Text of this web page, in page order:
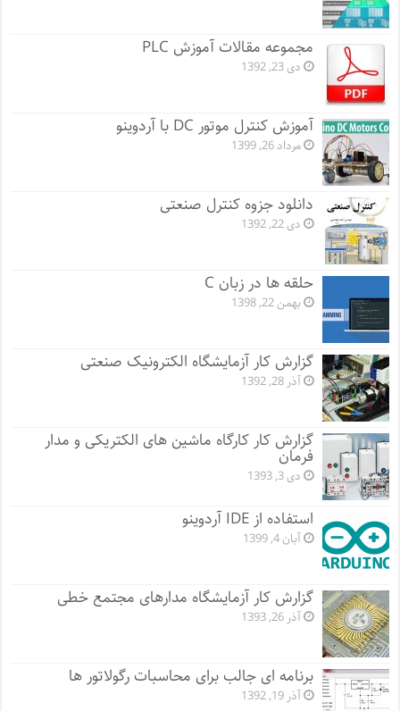
مجموعه مقالات آموزش PLC
دی 23, 1392
آموزش کنترل موتور DC با آردوینو
مرداد 26, 1399
دانلود جزوه کنترل صنعتی
دی 22, 1392
حلقه ها در زبان C
بهمن 22, 1398
گزارش کار آزمایشگاه الکترونیک صنعتی
آذر 28, 1392
گزارش کار کارگاه ماشین های الکتریکی و مدار
فرمان
دی 3, 1393
استفاده از IDE آردوینو
آبان 4, 1399
گزارش کار آزمایشگاه مدارهای مجتمع خطی
آذر 26, 1393
برنامه ای جالب برای محاسبات رگولاتور ها
آذر 19, 1392